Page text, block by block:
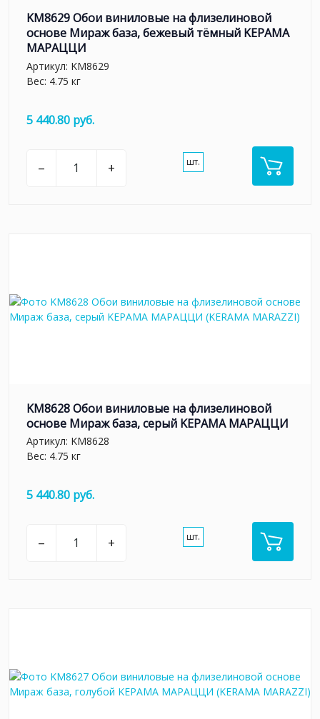
KM8629 Обои виниловые на флизелиновой
основе Мираж база, бежевый тёмный KЕРАМА
МАРАЦЦИ
Артикул: KM8629
Вес: 4.75 кг
5 440.80 руб.
– + шт.
KM8628 Обои виниловые на флизелиновой
основе Мираж база, серый KЕРАМА МАРАЦЦИ
Артикул: KM8628
Вес: 4.75 кг
5 440.80 руб.
– + шт.